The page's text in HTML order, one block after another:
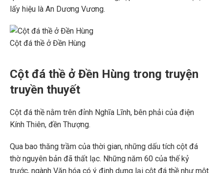
lấy hiệu là An Dương Vương.
Cột đá thề ở Đền Hùng
Cột đá thề ở Đền Hùng trong truyện
truyền thuyết
Cột đá thề nằm trên đỉnh Nghĩa Lĩnh, bên phải của điện
Kính Thiên, đền Thượng.
Qua bao thăng trầm của thời gian, những dấu tích cột đá
thờ nguyên bản đã thất lạc. Những năm 60 của thế kỷ
trước, ngành Văn hóa có ý định dựng lại cột đá thề như một